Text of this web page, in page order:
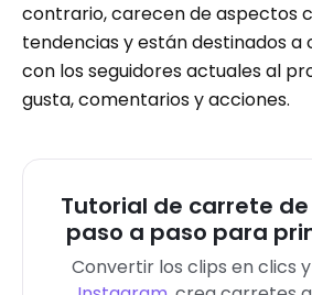
contrario, carecen de aspectos
tendencias y están destinados
con los seguidores actuales al
gusta, comentarios y acciones.
Tutorial de carrete
paso a paso para
Convertir los clips en clics